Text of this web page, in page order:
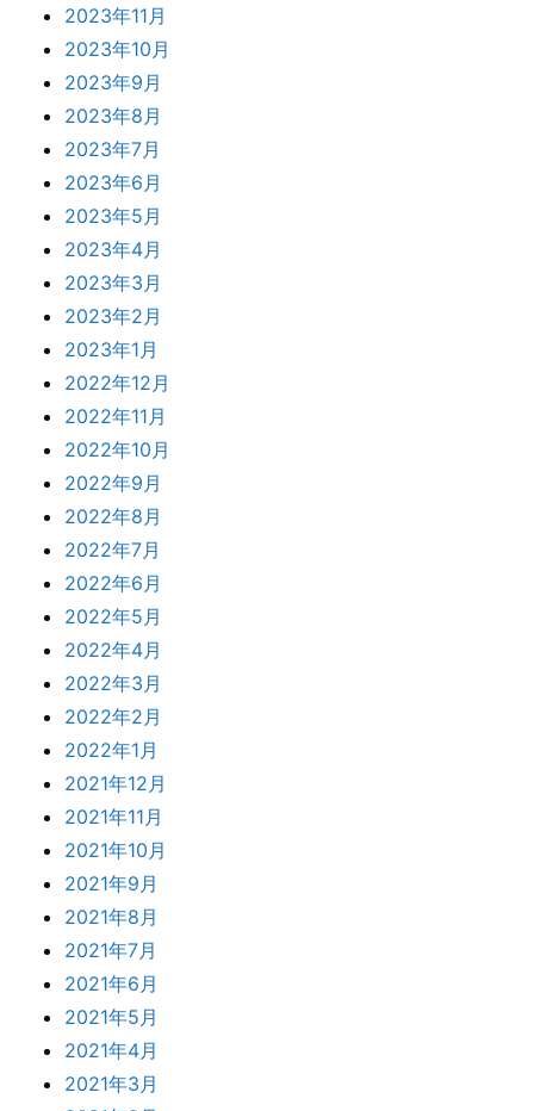
2023年11月
2023年10月
2023年9月
2023年8月
2023年7月
2023年6月
2023年5月
2023年4月
2023年3月
2023年2月
2023年1月
2022年12月
2022年11月
2022年10月
2022年9月
2022年8月
2022年7月
2022年6月
2022年5月
2022年4月
2022年3月
2022年2月
2022年1月
2021年12月
2021年11月
2021年10月
2021年9月
2021年8月
2021年7月
2021年6月
2021年5月
2021年4月
2021年3月